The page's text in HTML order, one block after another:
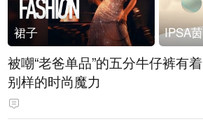
裙子
被嘲“老爸单品”的五分牛仔裤有着
别样的时尚魔力